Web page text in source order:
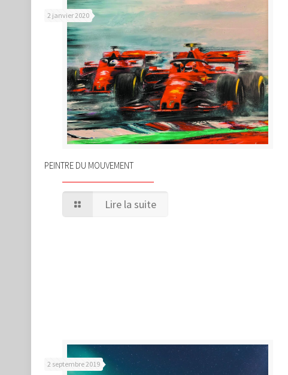
2 janvier 2020
PEINTRE DU MOUVEMENT
Lire la suite
2 septembre 2019